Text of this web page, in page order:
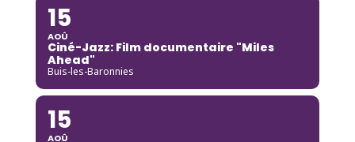
15
AOÛ
Ciné-Jazz: Film documentaire "Miles
Ahead"
Buis-les-Baronnies
15
AOÛ